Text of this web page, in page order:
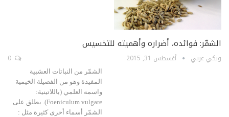
الشمّر: فوائده، أضراره وأهميته للتخسيس
ويكي عربي أغسطس 31, 2015
الشمّر من النباتات العشبية
المفيدة وهو من الفصيلة الخيمية
واسمه العلمي (باللاتينية:
Foeniculum vulgare). يطلق على
الشمّر أسماء أخرى كثيرة مثل :